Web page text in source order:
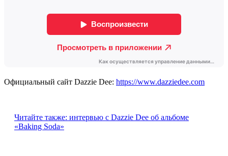
Официальный сайт Dazzie Dee: https://www.dazziedee.com
Читайте также: интервью с Dazzie Dee об альбоме
«Baking Soda»